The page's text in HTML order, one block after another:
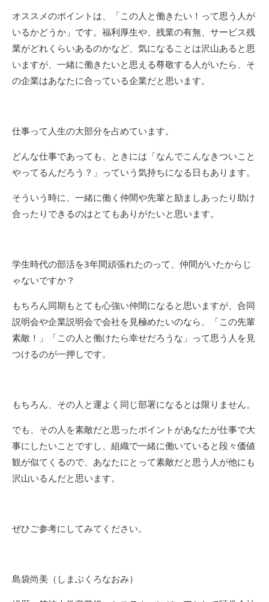
オススメのポイントは、「この人と働きたい！って思う人が
いるかどうか」です。福利厚生や、残業の有無、サービス残
業がどれくらいあるのかなど、気になることは沢山あると思
いますが、一緒に働きたいと思える尊敬する人がいたら、そ
の企業はあなたに合っている企業だと思います。
仕事って人生の大部分を占めています。
どんな仕事であっても、ときには「なんでこんなきついこと
やってるんだろう？」っていう気持ちになる日もあります。
そういう時に、一緒に働く仲間や先輩と励ましあったり助け
合ったりできるのはとてもありがたいと思います。
学生時代の部活を3年間頑張れたのって、仲間がいたからじ
ゃないですか？
もちろん同期もとても心強い仲間になると思いますが、合同
説明会や企業説明会で会社を見極めたいのなら、「この先輩
素敵！」「この人と働けたら幸せだろうな」って思う人を見
つけるのが一押しです。
もちろん、その人と運よく同じ部署になるとは限りません。
でも、その人を素敵だと思ったポイントがあなたが仕事で大
事にしたいことですし、組織で一緒に働いていると段々価値
観が似てくるので、あなたにとって素敵だと思う人が他にも
沢山いるんだと思います。
ぜひご参考にしてみてください。
島袋尚美（しまぶくろなおみ）